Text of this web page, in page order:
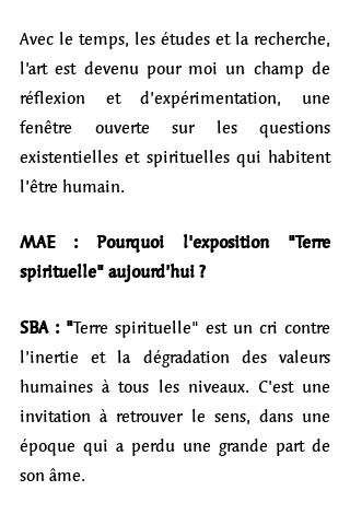
Avec le temps, les études et la recherche,
l’art est devenu pour moi un champ de
réflexion et d’expérimentation, une
fenêtre ouverte sur les questions
existentielles et spirituelles qui habitent
l’être humain.
MAE : Pourquoi l'exposition "Terre
spirituelle" aujourd’hui ?
SBA : "Terre spirituelle" est un cri contre
l’inertie et la dégradation des valeurs
humaines à tous les niveaux. C’est une
invitation à retrouver le sens, dans une
époque qui a perdu une grande part de
son âme.